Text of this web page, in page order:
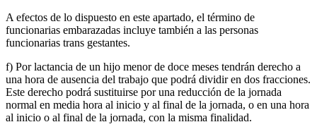
A efectos de lo dispuesto en este apartado, el término de
funcionarias embarazadas incluye también a las personas
funcionarias trans gestantes.
f) Por lactancia de un hijo menor de doce meses tendrán derecho a
una hora de ausencia del trabajo que podrá dividir en dos fracciones.
Este derecho podrá sustituirse por una reducción de la jornada
normal en media hora al inicio y al final de la jornada, o en una hora
al inicio o al final de la jornada, con la misma finalidad.